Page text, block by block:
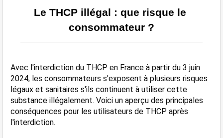
Le THCP illégal : que risque le
consommateur ?
Avec l'interdiction du THCP en France à partir du 3 juin
2024, les consommateurs s'exposent à plusieurs risques
légaux et sanitaires s'ils continuent à utiliser cette
substance illégalement. Voici un aperçu des principales
conséquences pour les utilisateurs de THCP après
l'interdiction.